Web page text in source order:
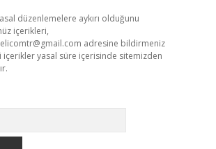
düzenlemelere aykırı olduğunu
içerikleri,
adresine bildirmeniz
içerikler yasal süre içerisinde sitemizden